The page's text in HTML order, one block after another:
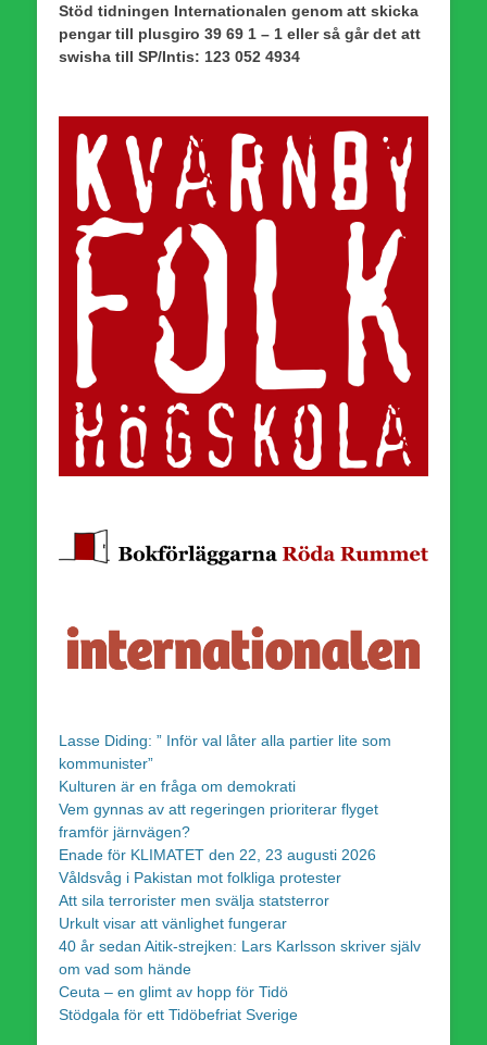
Stöd tidningen Internationalen genom att skicka
pengar till plusgiro 39 69 1 – 1 eller så går det att
swisha till SP/Intis: 123 052 4934
Lasse Diding: ” Inför val låter alla partier lite som
kommunister”
Kulturen är en fråga om demokrati
Vem gynnas av att regeringen prioriterar flyget
framför järnvägen?
Enade för KLIMATET den 22, 23 augusti 2026
Våldsvåg i Pakistan mot folkliga protester
Att sila terrorister men svälja statsterror
Urkult visar att vänlighet fungerar
40 år sedan Aitik-strejken: Lars Karlsson skriver själv
om vad som hände
Ceuta – en glimt av hopp för Tidö
Stödgala för ett Tidöbefriat Sverige